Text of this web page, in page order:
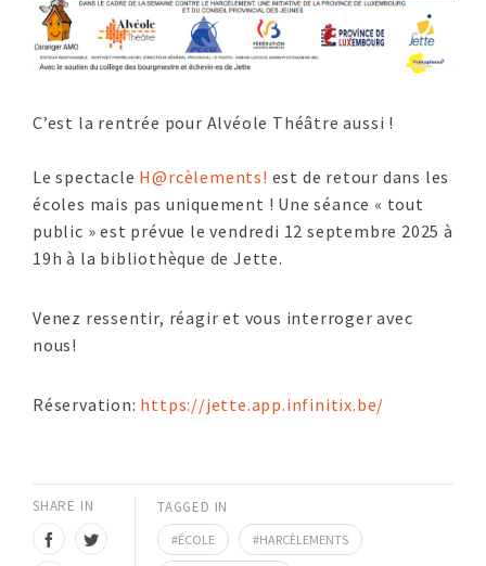
C’est la rentrée pour Alvéole Théâtre aussi !
Le spectacle H@rcèlements! est de retour dans les
écoles mais pas uniquement ! Une séance « tout
public » est prévue le vendredi 12 septembre 2025 à
19h à la bibliothèque de Jette.
Venez ressentir, réagir et vous interroger avec
nous!
Réservation: https://jette.app.infinitix.be/
SHARE IN TAGGED IN
ÉCOLE HARCÈLEMENTS